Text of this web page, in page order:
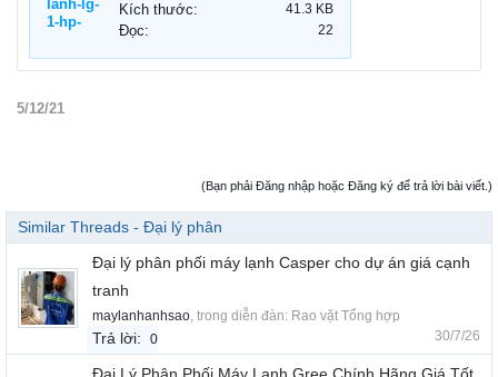
Kích thước: 41.3 KB
Đọc: 22
5/12/21
(Bạn phải Đăng nhập hoặc Đăng ký để trả lời bài viết.)
Similar Threads - Đại lý phân
Đại lý phân phối máy lạnh Casper cho dự án giá cạnh
tranh
maylanhanhsao, trong diễn đàn: Rao vặt Tổng hợp
Trả lời: 0 30/7/26